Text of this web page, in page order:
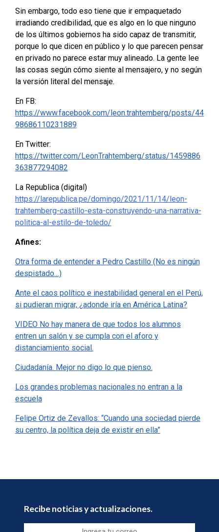
Sin embargo, todo eso tiene que ir empaquetado
irradiando credibilidad, que es algo en lo que ninguno
de los últimos gobiernos ha sido capaz de transmitir,
porque lo que dicen en público y lo que parecen pensar
en privado no parece estar muy alineado. La gente lee
las cosas según cómo siente al mensajero, y no según
la versión literal del mensaje.
En FB:
https://www.facebook.com/leon.trahtemberg/posts/44
98686110231889
En Twitter:
https://twitter.com/LeonTrahtemberg/status/1459886
363877294082
La Republica (digital)
https://larepublica.pe/domingo/2021/11/14/leon-
trahtemberg-castillo-esta-construyendo-una-narrativa-
politica-al-estilo-de-toledo/
Afines:
Otra forma de entender a Pedro Castillo (No es ningún
despistado…)
Ante el caos político e inestabilidad general en el Perú,
si pudieran migrar, ¿adonde iría en América Latina?
VIDEO No hay manera de que todos los alumnos
entren un salón y se cumpla con el aforo y
distanciamiento social.
Ciudadanía. Mejor no digo lo que pienso.
Los grandes problemas nacionales no entran a la
escuela
Felipe Ortiz de Zevallos: “Cuando una sociedad pierde
su centro, la política deja de existir en ella”
Recibe noticias y actualizaciones.